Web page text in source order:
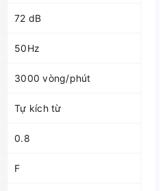
72 dB
50Hz
3000 vòng/phút
Tự kích từ
0.8
F